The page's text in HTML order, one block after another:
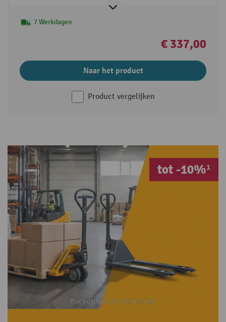
7 Werkdagen
€ 337,00
Naar het product
Product vergelijken
tot -10%¹